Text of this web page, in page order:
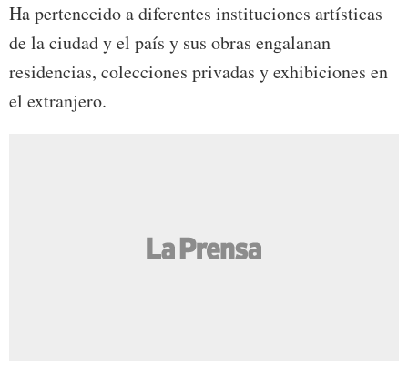
Ha pertenecido a diferentes instituciones artísticas
de la ciudad y el país y sus obras engalanan
residencias, colecciones privadas y exhibiciones en
el extranjero.